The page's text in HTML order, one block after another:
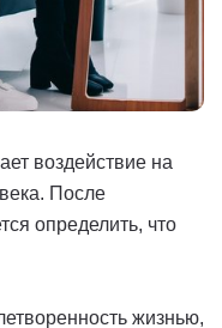
воздействие на
После
определить, что
жизнью,